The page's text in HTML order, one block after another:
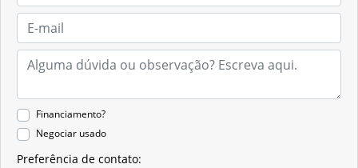
Financiamento?
Negociar usado
Preferência de contato: